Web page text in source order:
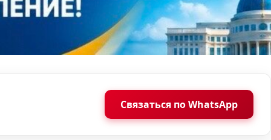
Связаться по WhatsApp